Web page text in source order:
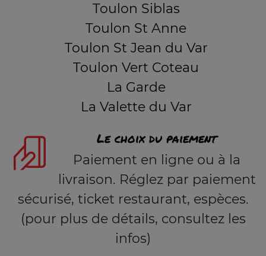
Toulon Siblas
Toulon St Anne
Toulon St Jean du Var
Toulon Vert Coteau
La Garde
La Valette du Var
Le choix du paiement
Paiement en ligne ou à la
livraison. Réglez par paiement
sécurisé, ticket restaurant, espèces.
(pour plus de détails, consultez les
infos)